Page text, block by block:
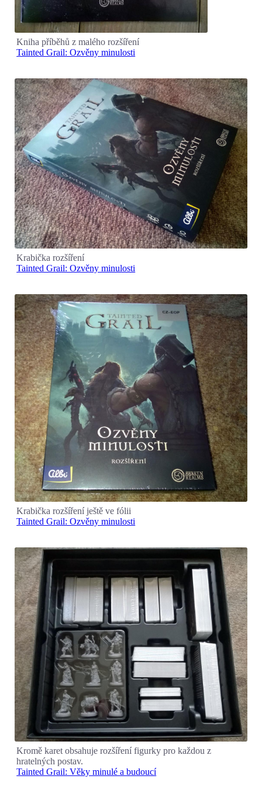
Kniha příběhů z malého rozšíření
Tainted Grail: Ozvěny minulosti
Krabička rozšíření
Tainted Grail: Ozvěny minulosti
Krabička rozšíření ještě ve fólii
Tainted Grail: Ozvěny minulosti
Kromě karet obsahuje rozšíření figurky pro každou z
hratelných postav.
Tainted Grail: Věky minulé a budoucí